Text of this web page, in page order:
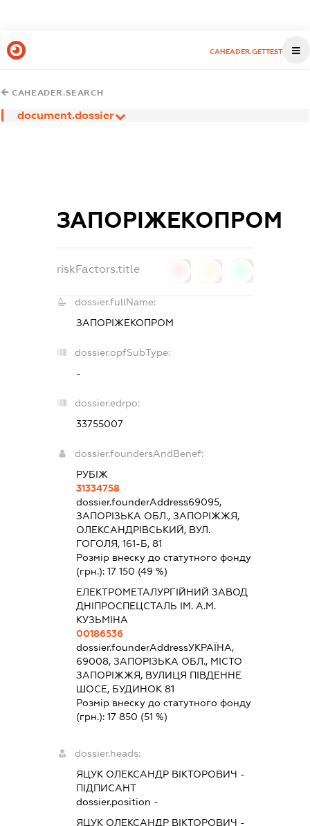
CAHEADER.GETTEST
CAHEADER.SEARCH
document.dossier
ЗАПОРІЖЕКОПРОМ
riskFactors.title
dossier.fullName:
ЗАПОРІЖЕКОПРОМ
dossier.opfSubType:
-
dossier.edrpo:
33755007
dossier.foundersAndBenef:
РУБІЖ
31334758
dossier.founderAddress69095,
ЗАПОРІЗЬКА ОБЛ., ЗАПОРІЖЖЯ,
ОЛЕКСАНДРІВСЬКИЙ, ВУЛ.
ГОГОЛЯ, 161-Б, 81
Розмір внеску до статутного фонду
(грн.):17 150 (49 %)
ЕЛЕКТРОМЕТАЛУРГІЙНИЙ ЗАВОД
ДНІПРОСПЕЦСТАЛЬ ІМ. А.М.
КУЗЬМІНА
00186536
dossier.founderAddressУКРАЇНА,
69008, ЗАПОРІЗЬКА ОБЛ., МІСТО
ЗАПОРІЖЖЯ, ВУЛИЦЯ ПІВДЕННЕ
ШОСЕ, БУДИНОК 81
Розмір внеску до статутного фонду
(грн.):17 850 (51 %)
dossier.heads:
ЯЦУК ОЛЕКСАНДР ВІКТОРОВИЧ -
ПІДПИСАНТ
dossier.position -
ЯЦУК ОЛЕКСАНДР ВІКТОРОВИЧ -